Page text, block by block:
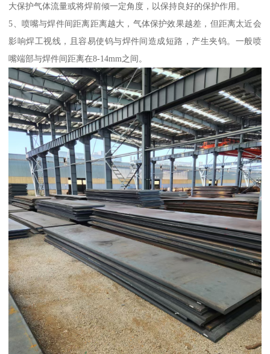
大保护气体流量或将焊前倾一定角度，以保持良好的保护作用。
5、喷嘴与焊件间距离距离越大，气体保护效果越差，但距离太近会
影响焊工视线，且容易使钨与焊件间造成短路，产生夹钨。一般喷
嘴端部与焊件间距离在8-14mm之间。